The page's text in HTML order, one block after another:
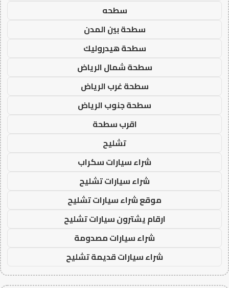
سطحه
سطحة بين المدن
سطحة هيدروليك
سطحة شمال الرياض
سطحة غرب الرياض
سطحة جنوب الرياض
اقرب سطحة
تشليح
شراء سيارات سكراب
شراء سيارات تشليح
موقع شراء سيارات تشليح
ارقام يشترون سيارات تشليح
شراء سيارات مصدومة
شراء سيارات قديمة تشليح